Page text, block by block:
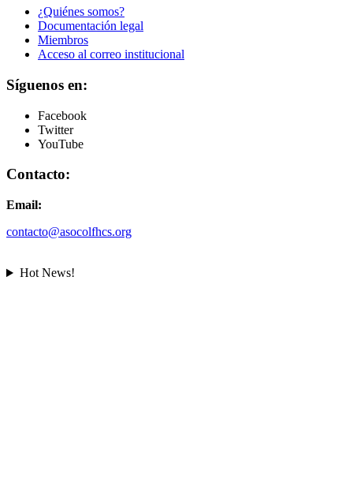
¿Quiénes somos?
Documentación legal
Miembros
Acceso al correo institucional
Síguenos en:
Facebook
Twitter
YouTube
Contacto:
Email:
contacto@asocolfhcs.org
Hot News!